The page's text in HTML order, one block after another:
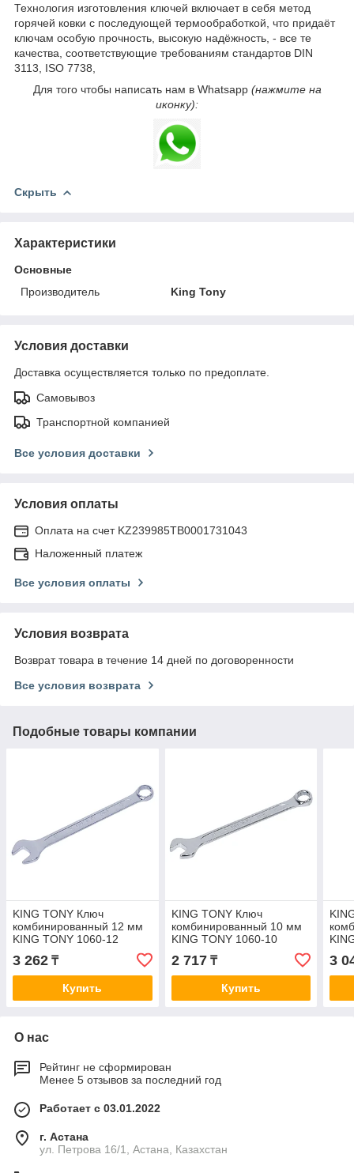
Технология изготовления ключей включает в себя метод
горячей ковки с последующей термообработкой, что придаёт
ключам особую прочность, высокую надёжность, - все те
качества, соответствующие требованиям стандартов DIN
3113, ISO 7738,
Для того чтобы написать нам в Whatsapp (нажмите на
иконку):
Скрыть
Характеристики
Основные
Производитель
King Tony
Условия доставки
Доставка осуществляется только по предоплате.
Самовывоз
Транспортной компанией
Все условия доставки
Условия оплаты
Оплата на счет KZ239985TB0001731043
Наложенный платеж
Все условия оплаты
Условия возврата
Возврат товара в течение 14 дней по договоренности
Все условия возврата
Подобные товары компании
KING TONY Ключ
комбинированный 12 мм
KING TONY 1060-12
3 262 ₸
Купить
KING TONY Ключ
комбинированный 10 мм
KING TONY 1060-10
2 717₸
Купить
3
О нас
Рейтинг не сформирован
Менее 5 отзывов за последний год
Работает с 03.01.2022
г. Астана
ул. Петрова 16/1, Астана, Казахстан